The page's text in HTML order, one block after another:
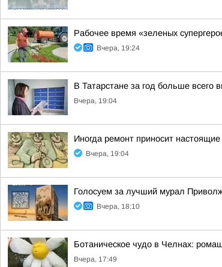
Рабочее время «зеленых
Вчера, 19:24
В Татарстане за год больше
Вчера, 19:04
Иногда ремонт приносит настоящие
Вчера, 19:04
Голосуем за лучший мурал
Вчера, 18:10
Ботаническое чудо в Челнах:
Вчера, 17:49